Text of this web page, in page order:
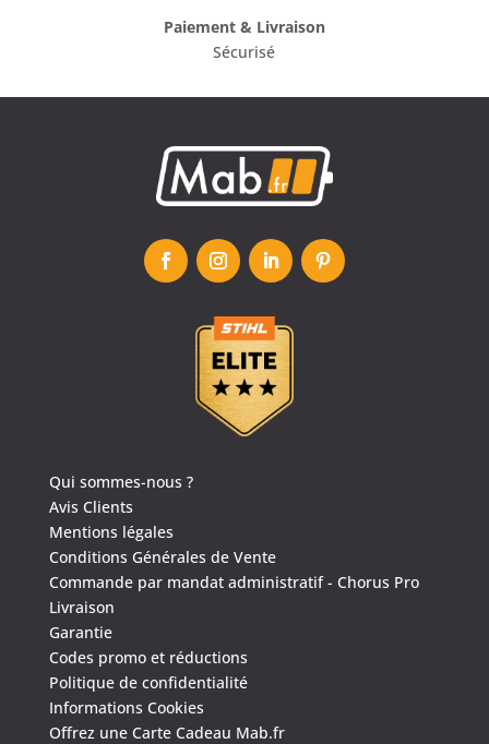
Paiement & Livraison
Sécurisé
Qui sommes-nous ?
Avis Clients
Mentions légales
Conditions Générales de Vente
Commande par mandat administratif - Chorus Pro
Livraison
Garantie
Codes promo et réductions
Politique de confidentialité
Informations Cookies
Offrez une Carte Cadeau Mab.fr